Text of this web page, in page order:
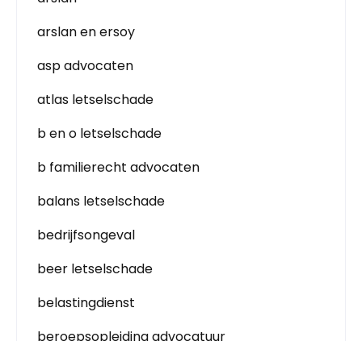
arslan en ersoy
asp advocaten
atlas letselschade
b en o letselschade
b familierecht advocaten
balans letselschade
bedrijfsongeval
beer letselschade
belastingdienst
beroepsopleiding advocatuur